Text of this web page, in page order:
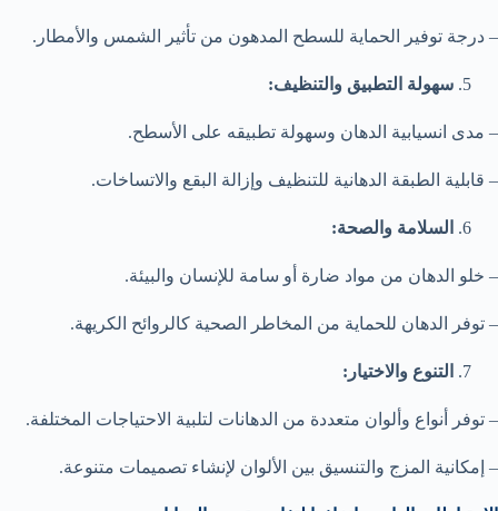
– درجة توفير الحماية للسطح المدهون من تأثير الشمس والأمطار.
سهولة التطبيق والتنظيف:
– مدى انسيابية الدهان وسهولة تطبيقه على الأسطح.
– قابلية الطبقة الدهانية للتنظيف وإزالة البقع والاتساخات.
السلامة والصحة:
– خلو الدهان من مواد ضارة أو سامة للإنسان والبيئة.
– توفر الدهان للحماية من المخاطر الصحية كالروائح الكريهة.
التنوع والاختيار:
– توفر أنواع وألوان متعددة من الدهانات لتلبية الاحتياجات المختلفة.
– إمكانية المزج والتنسيق بين الألوان لإنشاء تصميمات متنوعة.